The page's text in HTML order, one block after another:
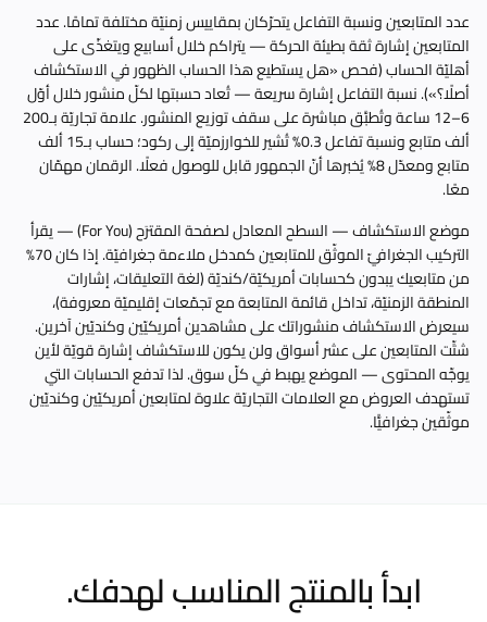
عدد المتابعين ونسبة التفاعل يتحرّكان بمقاييس زمنيّة مختلفة تمامًا. عدد
المتابعين إشارة ثقة بطيئة الحركة — يتراكم خلال أسابيع ويتغذّى على
أهليّة الحساب (فحص «هل يستطيع هذا الحساب الظهور في الاستكشاف
أصلًا؟»). نسبة التفاعل إشارة سريعة — تُعاد حسبتها لكلّ منشور خلال أوّل
6–12 ساعة وتُطبَّق مباشرة على سقف توزيع المنشور. علامة تجاريّة بـ200
ألف متابع ونسبة تفاعل 0.3% تُشير للخوارزميّة إلى ركود؛ حساب بـ15 ألف
متابع ومعدّل 8% يُخبرها أنّ الجمهور قابل للوصول فعلًا. الرقمان مهمّان
معًا.
موضع الاستكشاف — السطح المعادل لصفحة المقترَح (For You) — يقرأ
التركيب الجغرافيّ الموثّق للمتابعين كمدخل ملاءمة جغرافيّة. إذا كان 70%
من متابعيك يبدون كحسابات أمريكيّة/كنديّة (لغة التعليقات، إشارات
المنطقة الزمنيّة، تداخل قائمة المتابعة مع تجمّعات إقليميّة معروفة)،
سيعرض الاستكشاف منشوراتك على مشاهدين أمريكيّين وكنديّين آخرين.
شتِّت المتابعين على عشر أسواق ولن يكون للاستكشاف إشارة قويّة لأين
يوجِّه المحتوى — الموضع يهبط في كلّ سوق. لذا تدفع الحسابات التي
تستهدف العروض مع العلامات التجاريّة علاوة لمتابعين أمريكيّين وكنديّين
موثّقين جغرافيًّا.
ابدأ بالمنتج المناسب لهدفك.